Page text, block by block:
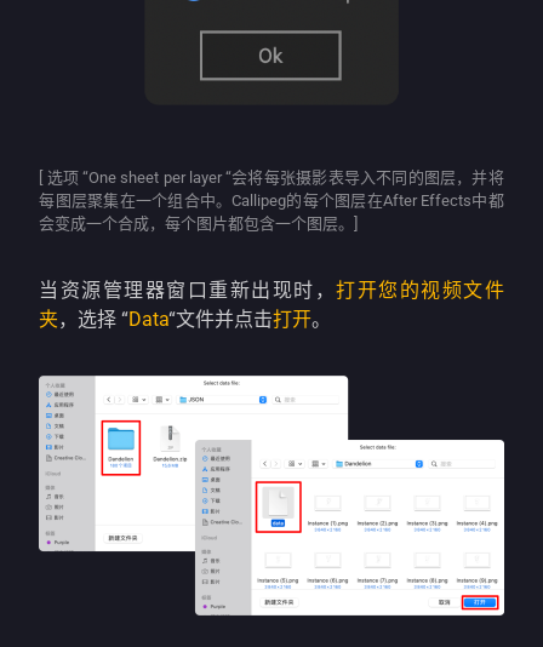
[ 选项 “One sheet per layer “会将每张摄影表导入不同的图层，并将
每图层聚集在一个组合中。Callipeg的每个图层在After Effects中都
会变成一个合成，每个图片都包含一个图层。]
当资源管理器窗口重新出现时，打开您的视频文件
夹，选择 “Data“文件并点击打开。